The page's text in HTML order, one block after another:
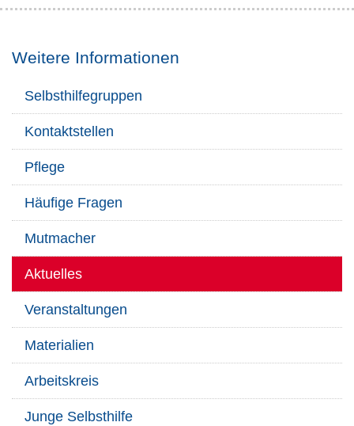
Weitere Informationen
Selbsthilfegruppen
Kontaktstellen
Pflege
Häufige Fragen
Mutmacher
Aktuelles
Veranstaltungen
Materialien
Arbeitskreis
Junge Selbsthilfe